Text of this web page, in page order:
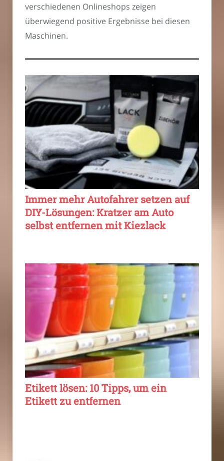
verschiedenen Onlineshops zeigen
überwiegend positive Ergebnisse bei diesen
Maschinen.
Immer mehr Autofahrer setzen auf
DIY-Lösungen: Kratzer am Auto
selbst entfernen mit Kiezlack
Etikett lösen: 10 Tipps, um ein
Etikett zu entfernen